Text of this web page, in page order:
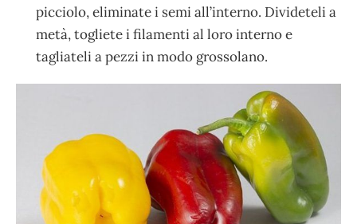
picciolo, eliminate i semi all’interno. Divideteli a
metà, togliete i filamenti al loro interno e
tagliateli a pezzi in modo grossolano.